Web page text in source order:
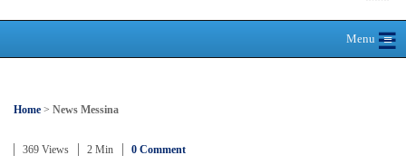
Menu≡
☰
Home > News Messina
369 Views 2 Min 0 Comment